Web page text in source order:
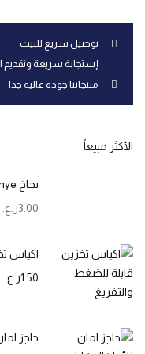
توصيل سريع للبيت
إستجابة سريعة وتقديم
منتجاتنا جودة عالية جدا
الأكثر مبيعاً
بخاخ canye لمكافحة الحشرات
3.00ر.ع.
اكياس
1.50ر.ع.
حاجز